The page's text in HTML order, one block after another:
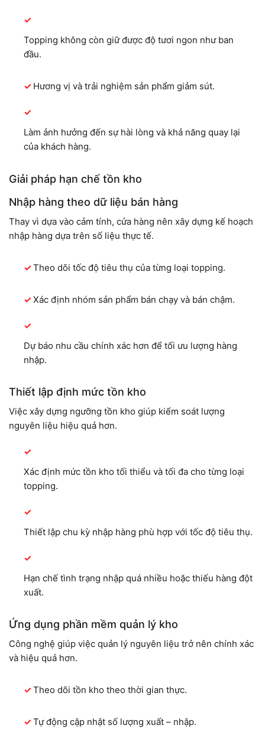
Topping không còn giữ được độ tươi ngon như ban
đầu.
Hương vị và trải nghiệm sản phẩm giảm sút.
Làm ảnh hưởng đến sự hài lòng và khả năng quay lại
của khách hàng.
Giải pháp hạn chế tồn kho
Nhập hàng theo dữ liệu bán hàng
Thay vì dựa vào cảm tính, cửa hàng nên xây dựng kế hoạch
nhập hàng dựa trên số liệu thực tế.
Theo dõi tốc độ tiêu thụ của từng loại topping.
Xác định nhóm sản phẩm bán chạy và bán chậm.
Dự báo nhu cầu chính xác hơn để tối ưu lượng hàng
nhập.
Thiết lập định mức tồn kho
Việc xây dựng ngưỡng tồn kho giúp kiểm soát lượng
nguyên liệu hiệu quả hơn.
Xác định mức tồn kho tối thiểu và tối đa cho từng loại
topping.
Thiết lập chu kỳ nhập hàng phù hợp với tốc độ tiêu thụ.
Hạn chế tình trạng nhập quá nhiều hoặc thiếu hàng đột
xuất.
Ứng dụng phần mềm quản lý kho
Công nghệ giúp việc quản lý nguyên liệu trở nên chính xác
và hiệu quả hơn.
Theo dõi tồn kho theo thời gian thực.
Tự động cập nhật số lượng xuất – nhập.